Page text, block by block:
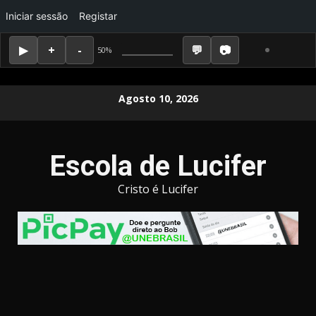
50%
Iniciar sessão Registar
Agosto 10, 2026
Escola de Lucifer
Cristo é Lucifer